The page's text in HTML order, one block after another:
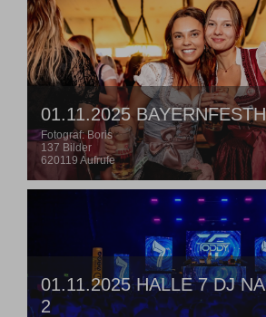
01.11.2025
Fotograf: Boris
137 Bilder
620119 Aufrufe
01.11.2025 HALLE 7 DJ
2